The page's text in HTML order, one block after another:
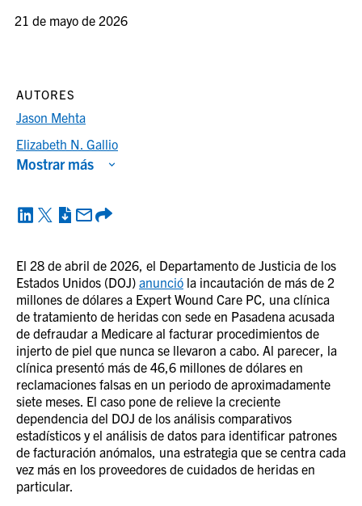
21 de mayo de 2026
El 28 de abril de 2026, el Departamento de Justicia de los
Estados Unidos (DOJ) anunció la incautación de más de 2
millones de dólares a Expert Wound Care PC, una clínica
de tratamiento de heridas con sede en Pasadena acusada
de defraudar a Medicare al facturar procedimientos de
injerto de piel que nunca se llevaron a cabo. Al parecer, la
clínica presentó más de 46,6 millones de dólares en
reclamaciones falsas en un periodo de aproximadamente
siete meses. El caso pone de relieve la creciente
dependencia del DOJ de los análisis comparativos
estadísticos y el análisis de datos para identificar patrones
de facturación anómalos, una estrategia que se centra cada
vez más en los proveedores de cuidados de heridas en
particular.
AUTORES
Jason Mehta
Elizabeth N. Gallio
Mostrar más